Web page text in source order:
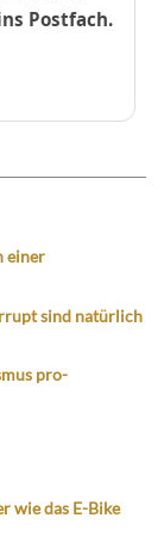
Postfach.
einer
sind natürlich
pro-
wie das E-Bike